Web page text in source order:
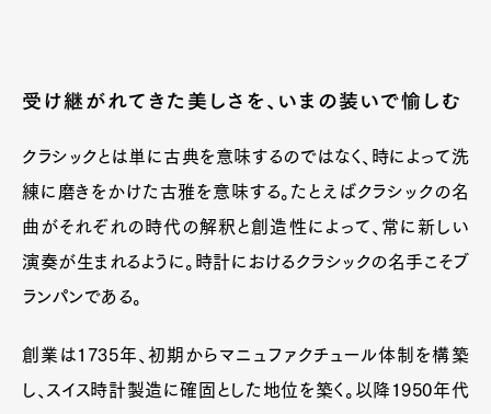
受け継がれてきた美しさを、いまの装いで愉しむ
クラシックとは単に古典を意味するのではなく、時によって洗
練に磨きをかけた古雅を意味する。たとえばクラシックの名
曲がそれぞれの時代の解釈と創造性によって、常に新しい
演奏が生まれるように。時計におけるクラシックの名手こそブ
ランパンである。
創業は1735年、初期からマニュファクチュール体制を構築
し、スイス時計製造に確固とした地位を築く。以降1950年代